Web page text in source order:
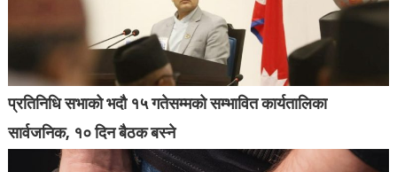
प्रतिनिधि सभाको भदौ १५ गतेसम्मको सम्भावित कार्यतालिका
सार्वजनिक, १० दिन बैठक बस्ने